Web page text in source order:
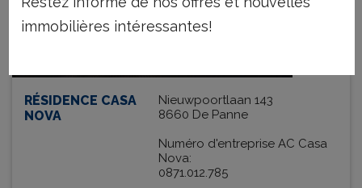
RÉSIDENCE CASA
NOVA
Nieuwpoortlaan 143
8660 De Panne
Numéro d'entreprise AC Casa
Nova:
0871.012.785
immobilières intéressantes!